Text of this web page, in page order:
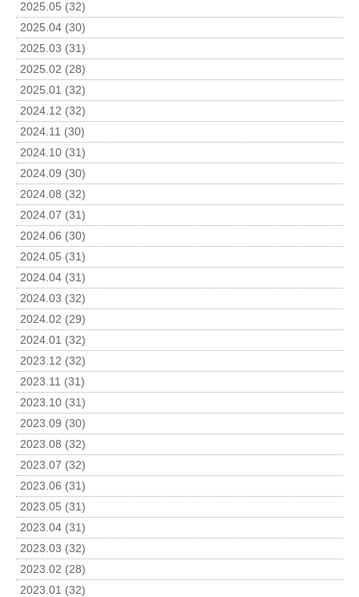
2025.05 (32)
2025.04 (30)
2025.03 (31)
2025.02 (28)
2025.01 (32)
2024.12 (32)
2024.11 (30)
2024.10 (31)
2024.09 (30)
2024.08 (32)
2024.07 (31)
2024.06 (30)
2024.05 (31)
2024.04 (31)
2024.03 (32)
2024.02 (29)
2024.01 (32)
2023.12 (32)
2023.11 (31)
2023.10 (31)
2023.09 (30)
2023.08 (32)
2023.07 (32)
2023.06 (31)
2023.05 (31)
2023.04 (31)
2023.03 (32)
2023.02 (28)
2023.01 (32)